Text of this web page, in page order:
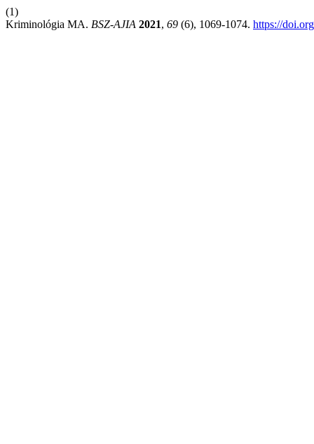
(1)
Kriminológia MA. BSZ-AJIA 2021, 69 (6), 1069-1074. https://